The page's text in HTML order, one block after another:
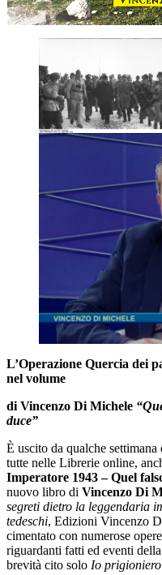
L’Operazione Quercia dei
nel volume
di Vincenzo Di Michele
duce”
È uscito da qualche
tutte nelle Librerie online,
Imperatore 1943 – Quel
nuovo libro di Vincenzo Di
segreti dietro la leggendaria
tedeschi, Edizioni Vincenzo
cimentato con numerose
riguardanti fatti ed eventi
brevità cito solo Io prigioniero